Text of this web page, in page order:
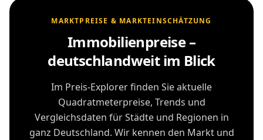
MARKTPREISE & MARKTEINSCHÄTZUNG
Immobilienpreise –
deutschlandweit im Blick
Im Preis-Explorer finden Sie aktuelle
Quadratmeterpreise, Trends und
Vergleichsdaten für Städte und Regionen in
ganz Deutschland. Wir kennen den Markt und